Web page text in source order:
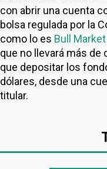
con abrir una cuenta
bolsa regulada por la
como lo es Bull
que no llevará más de
que depositar los
dólares, desde una
titular.